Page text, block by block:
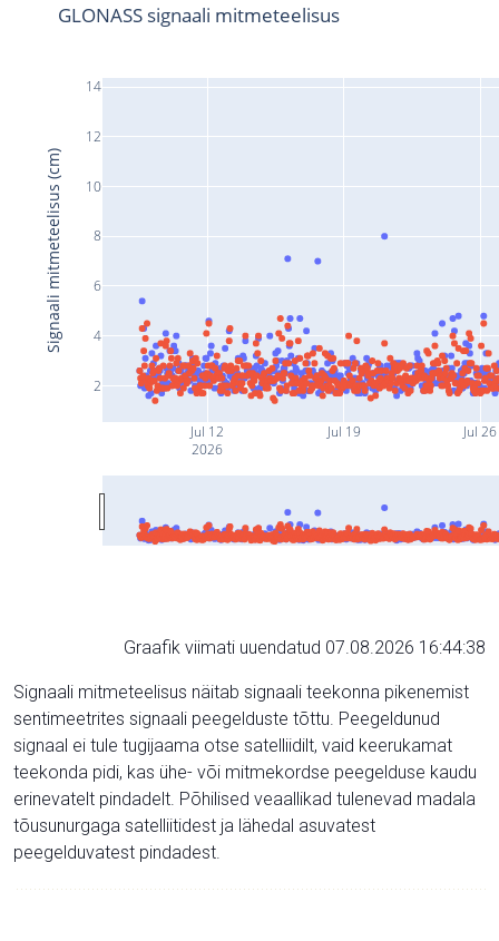
Jul 12
2026
Jul 19 Jul 26
2
4
6
8
10
12
14
GLONASS signaali mitmeteelisus
Signaali mitmeteelisus (cm)
Graafik viimati uuendatud 07.08.2026 16:44:38
Signaali mitmeteelisus näitab signaali teekonna pikenemist
sentimeetrites signaali peegelduste tõttu. Peegeldunud
signaal ei tule tugijaama otse satelliidilt, vaid keerukamat
teekonda pidi, kas ühe- või mitmekordse peegelduse kaudu
erinevatelt pindadelt. Põhilised veaallikad tulenevad madala
tõusunurgaga satelliitidest ja lähedal asuvatest
peegelduvatest pindadest.